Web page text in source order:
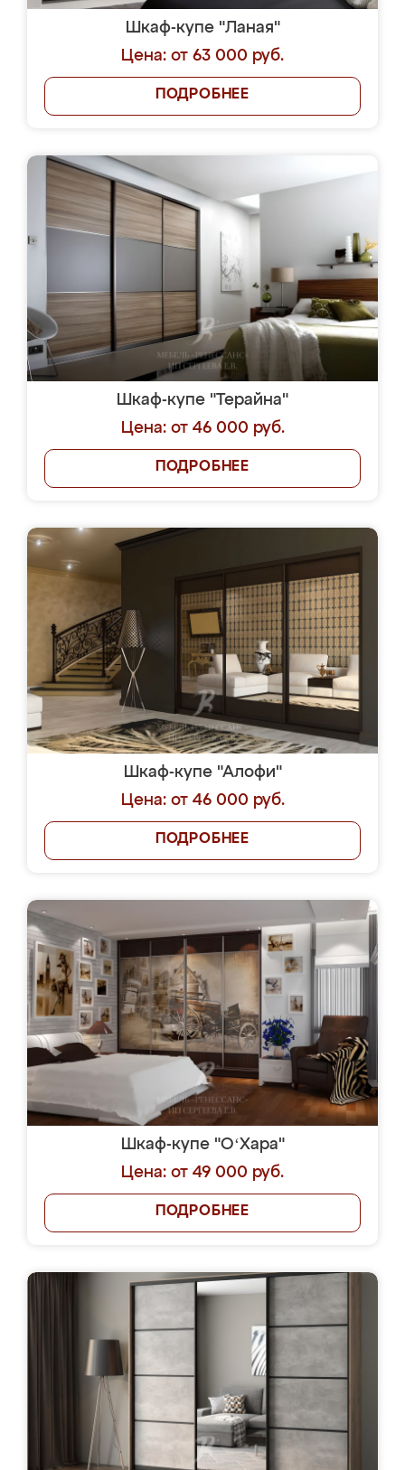
Шкаф-купе "Ланая"
Цена: от 63 000 руб.
ПОДРОБНЕЕ
Шкаф-купе "Терайна"
Цена: от 46 000 руб.
ПОДРОБНЕЕ
Шкаф-купе "Алофи"
Цена: от 46 000 руб.
ПОДРОБНЕЕ
Шкаф-купе "OʻХара"
Цена: от 49 000 руб.
ПОДРОБНЕЕ